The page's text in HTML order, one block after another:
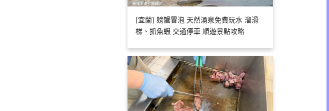
[宜蘭] 螃蟹冒泡 天然湧泉免費玩水 溜滑
梯、抓魚蝦 交通停車 順遊景點攻略